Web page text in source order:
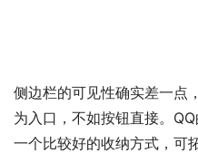
侧边栏的可见性确实差一点
为入口，不如按钮直接。
一个比较好的收纳方式，可